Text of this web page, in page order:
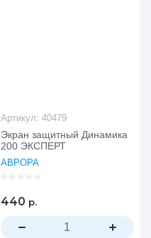
Экран защитный Динамика
200 ЭКСПЕРТ
АВРОРА
Артикул: 40479
440 р.